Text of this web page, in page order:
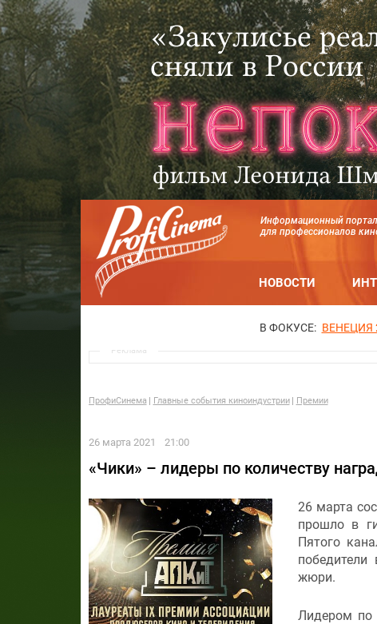
Информационный портал
для профессионалов
НОВОСТИ
В ФОКУСЕ: ВЕНЕЦИЯ
Реклама
ПрофиСинема Главные события киноиндустрии Премии
26 марта 2021 21:00
«Чики» – лидеры по количеству
26 марта
прошло в
Пятого
жюри.
Лидером по